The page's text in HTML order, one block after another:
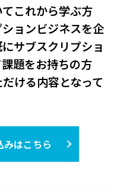
これから学ぶ方
ョンビジネスを企
サブスクリプショ
題をお持ちの方
ける内容となって
みはこちら